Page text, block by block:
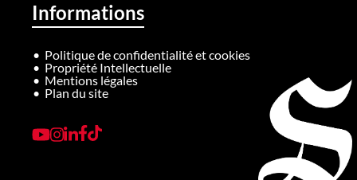
Informations
Politique de confidentialité et cookies
Propriété Intellectuelle
Mentions légales
Plan du site